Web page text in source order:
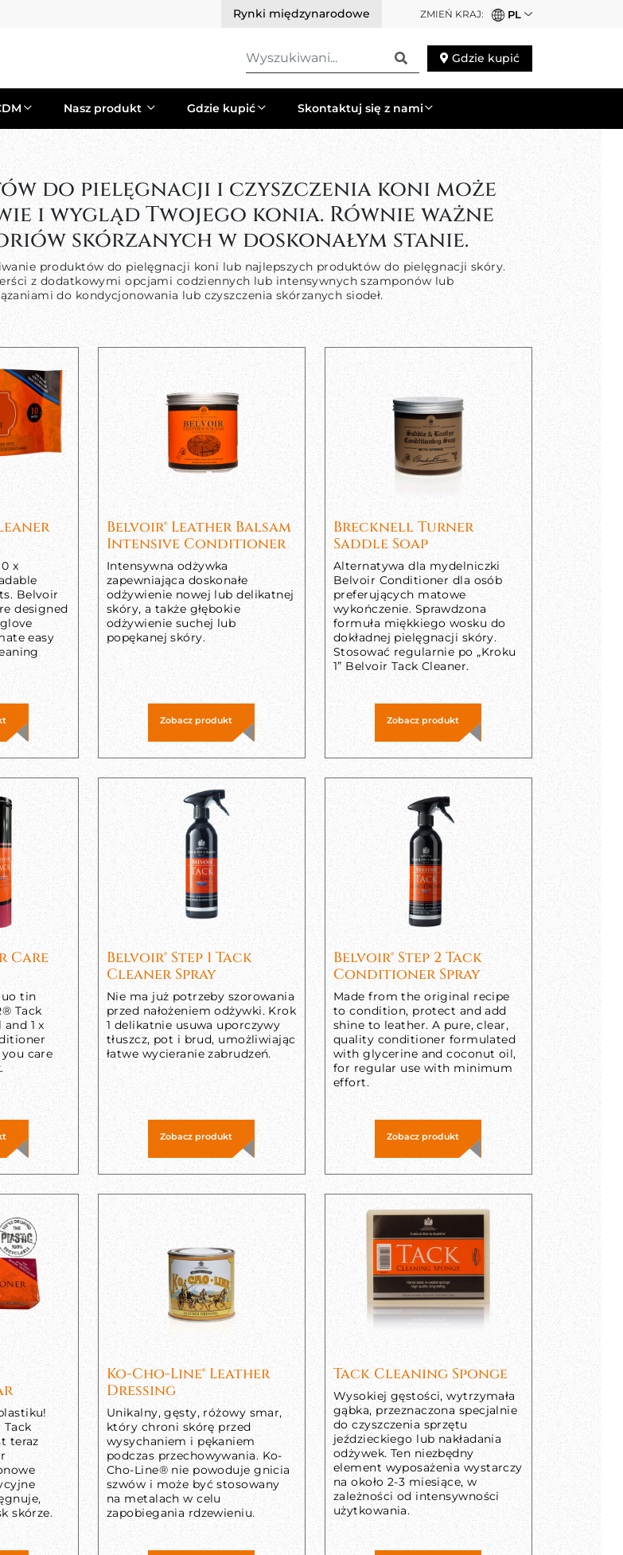
Rynki międzynarodowe ZMIEŃ KRAJ: PL
Wyszukiwani Gdzie kupić
Nasz produkt Gdzie kupić Skontaktuj się z nami
do pielęgnacji i czyszczenia koni może
i wygląd Twojego konia. Równie ważne
skórzanych w doskonałym stanie.
produktów do pielęgnacji koni lub najlepszych produktów do pielęgnacji skóry.
z dodatkowymi opcjami codziennych lub intensywnych szamponów lub
do kondycjonowania lub czyszczenia skórzanych siodeł.
x
Belvoir
designed
easy
Belvoir® Leather Balsam
Intensive Conditioner
Intensywna odżywka
zapewniająca doskonałe
odżywienie nowej lub delikatnej
skóry, a także głębokie
odżywienie suchej lub
popękanej skóry.
Zobacz produkt
Brecknell Turner
Saddle Soap
Alternatywa dla mydelniczki
Belvoir Conditioner dla osób
preferujących matowe
wykończenie. Sprawdzona
formuła miękkiego wosku do
dokładnej pielęgnacji skóry.
Stosować regularnie po „Kroku
1” Belvoir Tack Cleaner.
Zobacz produkt
Care
tin
Tack
1 x
care
Belvoir® Step 1 Tack
Cleaner Spray
Nie ma już potrzeby szorowania
przed nałożeniem odżywki. Krok
1 delikatnie usuwa uporczywy
tłuszcz, pot i brud, umożliwiając
łatwe wycieranie zabrudzeń.
Zobacz produkt
Belvoir® Step 2 Tack
Conditioner Spray
Made from the original recipe
to condition, protect and add
shine to leather. A pure, clear,
quality conditioner formulated
with glycerine and coconut oil,
for regular use with minimum
effort.
Zobacz produkt
Tack
teraz
skórze.
Ko-Cho-Line® Leather
Dressing
Unikalny, gęsty, różowy smar,
który chroni skórę przed
wysychaniem i pękaniem
podczas przechowywania. Ko-
Cho-Line® nie powoduje gnicia
szwów i może być stosowany
na metalach w celu
zapobiegania rdzewieniu.
Tack Cleaning Sponge
Wysokiej gęstości, wytrzymała
gąbka, przeznaczona specjalnie
do czyszczenia sprzętu
jeździeckiego lub nakładania
odżywek. Ten niezbędny
element wyposażenia wystarczy
na około 2-3 miesiące, w
zależności od intensywności
użytkowania.